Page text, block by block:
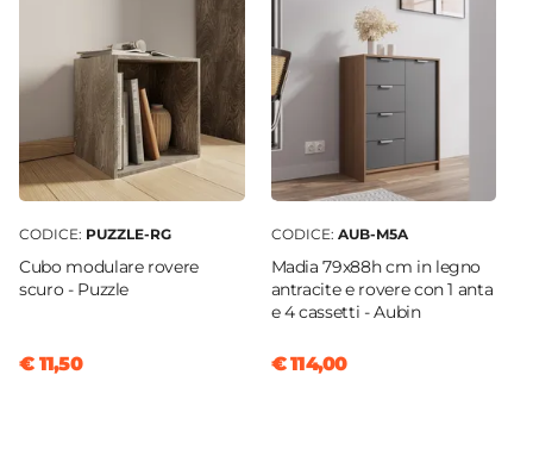
CODICE: PUZZLE-RG
Cubo modulare rovere
scuro - Puzzle
€ 11,50
CODICE: AUB-M5A
Madia 79x88h cm in legno
antracite e rovere con 1 anta
e 4 cassetti - Aubin
€ 114,00